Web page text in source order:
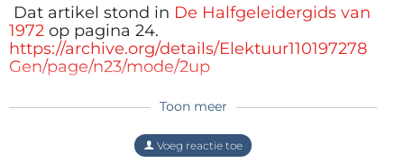
Zal nog wel ff zoeken, ik moet dat schema
nog ergens hebben.
Antwoord
Dat artikel stond in De Halfgeleidergids van
1972 op pagina 24.
https://archive.org/details/Elektuur110197278
Gen/page/n23/mode/2up
Antwoord
Toon meer
Voeg reactie toe